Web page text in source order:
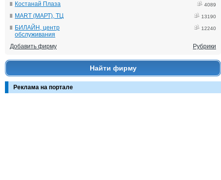
Костанай Плаза 4089
MART (МАРТ), ТЦ 13190
БИЛАЙН, центр
обслуживания
12240
Добавить фирму Рубрики
Найти фирму
Реклама на портале